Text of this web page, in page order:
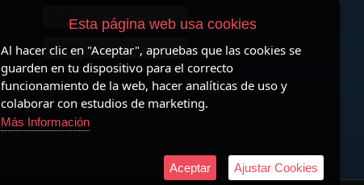
Acepto las condiciones de uso
Esta página web usa cookies
Al hacer clic en "Aceptar", apruebas que las cookies se
guarden en tu dispositivo para el correcto
funcionamiento de la web, hacer analíticas de uso y
colaborar con estudios de marketing.
Más Información
Aceptar Ajustar Cookies